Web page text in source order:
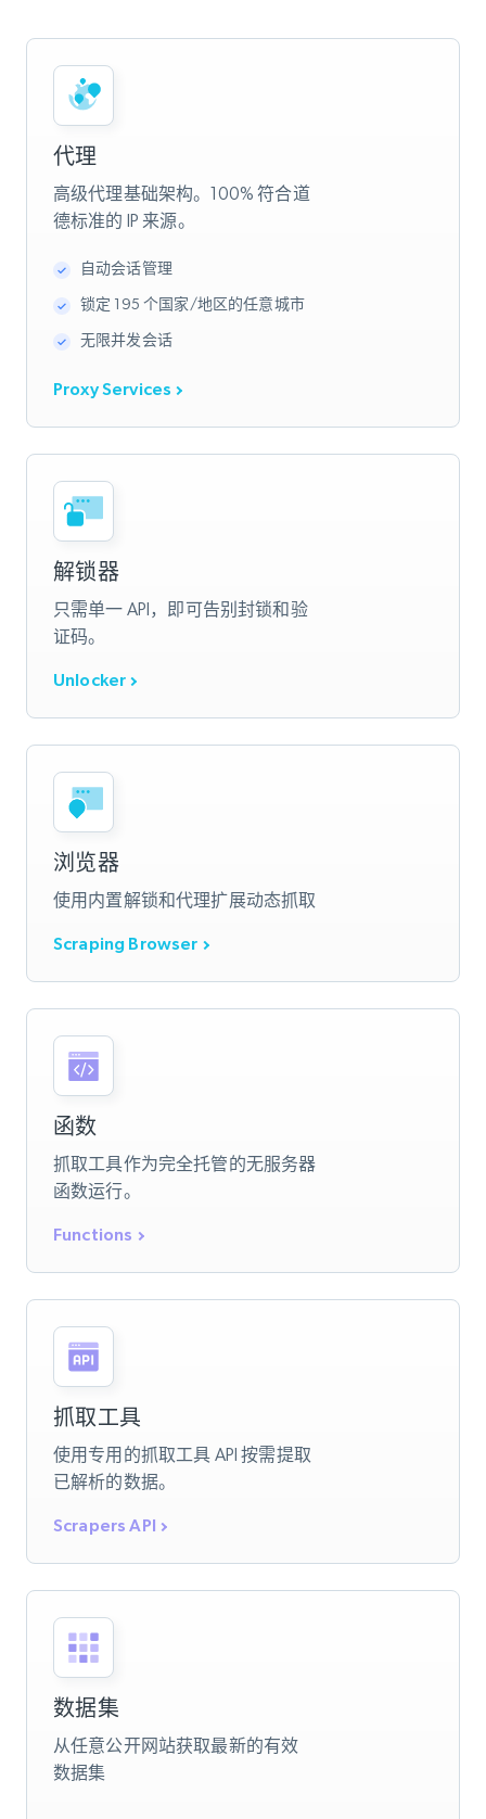
代理
高级代理基础架构。100% 符合道
德标准的 IP 来源。
自动会话管理
锁定 195 个国家/地区的任意城市
无限并发会话
Proxy Services
解锁器
只需单一 API，即可告别封锁和验
证码。
Unlocker
浏览器
使用内置解锁和代理扩展动态抓取
Scraping Browser
函数
抓取工具作为完全托管的无服务器
函数运行。
Functions
抓取工具
使用专用的抓取工具 API 按需提取
已解析的数据。
Scrapers API
数据集
从任意公开网站获取最新的有效
数据集